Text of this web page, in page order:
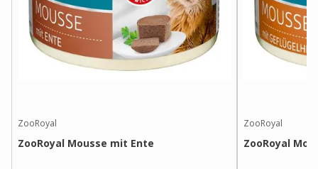
ZooRoyal
ZooRoyal Mousse mit Ente
ZooRoyal
ZooRoyal